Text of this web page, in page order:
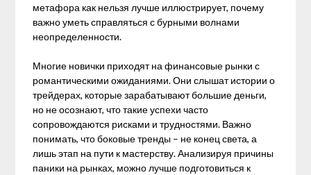
метафора как нельзя лучше иллюстрирует, почему
важно уметь справляться с бурными волнами
неопределенности.
Многие новички приходят на финансовые рынки с
романтическими ожиданиями. Они слышат истории о
трейдерах, которые зарабатывают большие деньги,
но не осознают, что такие успехи часто
сопровождаются рисками и трудностями. Важно
понимать, что боковые тренды – не конец света, а
лишь этап на пути к мастерству. Анализируя причины
паники на рынках, можно лучше подготовиться к